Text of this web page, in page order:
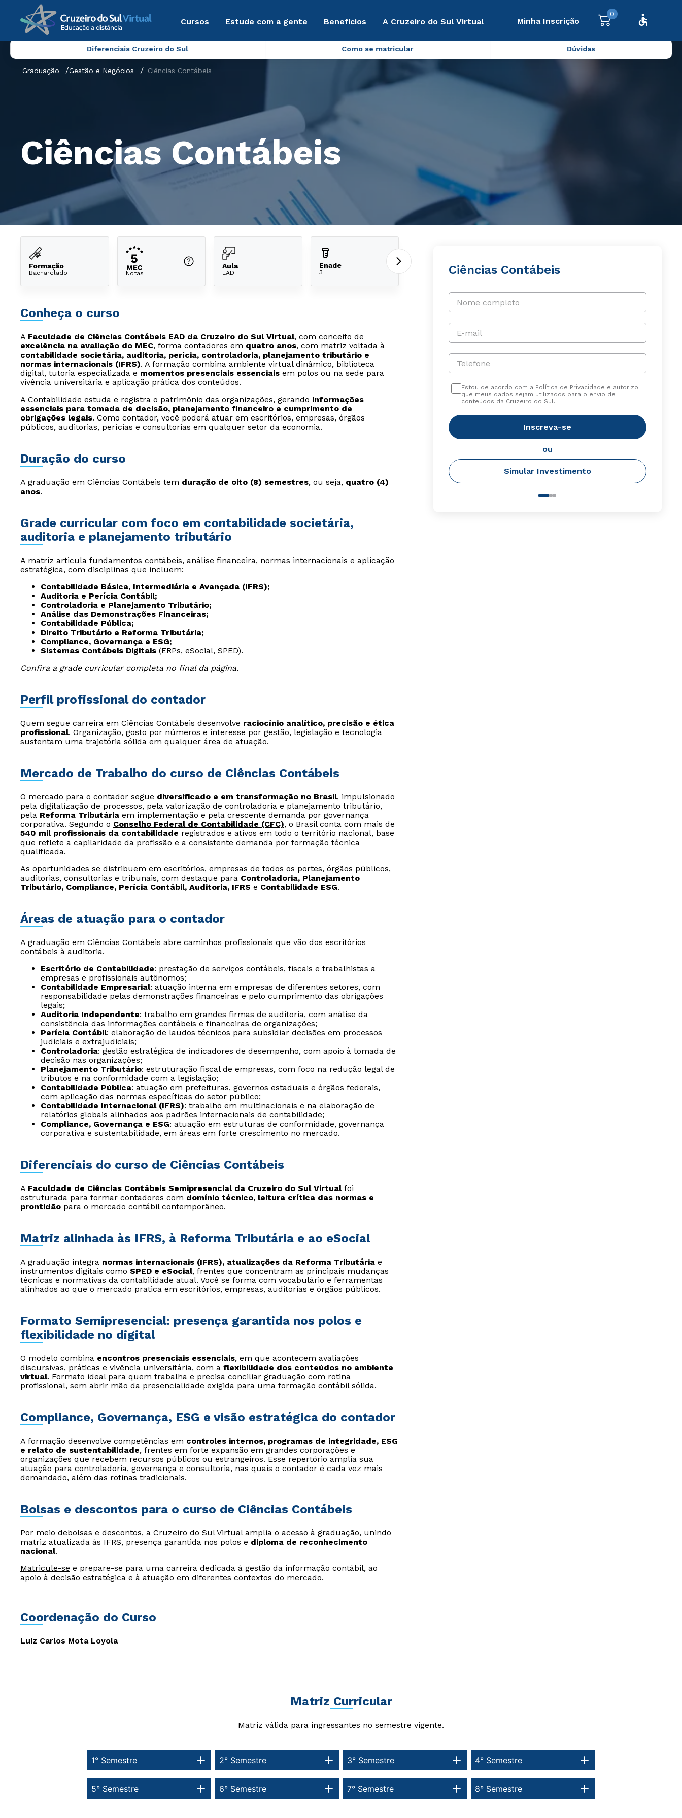
Cursos Estude com a gente Benefícios A Cruzeiro do Sul Virtual Minha Inscrição
0
Diferenciais Cruzeiro do Sul Como se matricular Dúvidas
Graduação Gestão e Negócios Ciências Contábeis
Ciências Contábeis
Formação
Bacharelado Notas
Aula
EAD
Enade
3
Conheça o curso
A Faculdade de Ciências Contábeis EAD da Cruzeiro do Sul Virtual, com conceito de
excelência na avaliação do MEC, forma contadores em quatro anos, com matriz voltada à
contabilidade societária, auditoria, perícia, controladoria, planejamento tributário e
normas internacionais (IFRS). A formação combina ambiente virtual dinâmico, biblioteca
digital, tutoria especializada e momentos presenciais essenciais em polos ou na sede para
vivência universitária e aplicação prática dos conteúdos.
A Contabilidade estuda e registra o patrimônio das organizações, gerando informações
essenciais para tomada de decisão, planejamento financeiro e cumprimento de
obrigações legais. Como contador, você poderá atuar em escritórios, empresas, órgãos
públicos, auditorias, perícias e consultorias em qualquer setor da economia.
Duração do curso
A graduação em Ciências Contábeis tem duração de oito (8) semestres, ou seja, quatro (4)
anos.
Grade curricular com foco em contabilidade societária,
auditoria e planejamento tributário
A matriz articula fundamentos contábeis, análise financeira, normas internacionais e aplicação
estratégica, com disciplinas que incluem:
Contabilidade Básica, Intermediária e Avançada (IFRS);
Auditoria e Perícia Contábil;
Controladoria e Planejamento Tributário;
Análise das Demonstrações Financeiras;
Contabilidade Pública;
Direito Tributário e Reforma Tributária;
Compliance, Governança e ESG;
Sistemas Contábeis Digitais (ERPs, eSocial, SPED).
Confira a grade curricular completa no final da página.
Perfil profissional do contador
Quem segue carreira em Ciências Contábeis desenvolve raciocínio analítico, precisão e ética
profissional. Organização, gosto por números e interesse por gestão, legislação e tecnologia
sustentam uma trajetória sólida em qualquer área de atuação.
Mercado de Trabalho do curso de Ciências Contábeis
O mercado para o contador segue diversificado e em transformação no Brasil, impulsionado
pela digitalização de processos, pela valorização de controladoria e planejamento tributário,
pela Reforma Tributária em implementação e pela crescente demanda por governança
corporativa. Segundo o Conselho Federal de Contabilidade (CFC), o Brasil conta com mais de
540 mil profissionais da contabilidade registrados e ativos em todo o território nacional, base
que reflete a capilaridade da profissão e a consistente demanda por formação técnica
qualificada.
As oportunidades se distribuem em escritórios, empresas de todos os portes, órgãos públicos,
auditorias, consultorias e tribunais, com destaque para Controladoria, Planejamento
Tributário, Compliance, Perícia Contábil, Auditoria, IFRS e Contabilidade ESG.
Áreas de atuação para o contador
A graduação em Ciências Contábeis abre caminhos profissionais que vão dos escritórios
contábeis à auditoria.
Escritório de Contabilidade: prestação de serviços contábeis, fiscais e trabalhistas a
empresas e profissionais autônomos;
Contabilidade Empresarial: atuação interna em empresas de diferentes setores, com
responsabilidade pelas demonstrações financeiras e pelo cumprimento das obrigações
legais;
Auditoria Independente: trabalho em grandes firmas de auditoria, com análise da
consistência das informações contábeis e financeiras de organizações;
Perícia Contábil: elaboração de laudos técnicos para subsidiar decisões em processos
judiciais e extrajudiciais;
Controladoria: gestão estratégica de indicadores de desempenho, com apoio à tomada de
decisão nas organizações;
Planejamento Tributário: estruturação fiscal de empresas, com foco na redução legal de
tributos e na conformidade com a legislação;
Contabilidade Pública: atuação em prefeituras, governos estaduais e órgãos federais,
com aplicação das normas específicas do setor público;
Contabilidade Internacional (IFRS): trabalho em multinacionais e na elaboração de
relatórios globais alinhados aos padrões internacionais de contabilidade;
Compliance, Governança e ESG: atuação em estruturas de conformidade, governança
corporativa e sustentabilidade, em áreas em forte crescimento no mercado.
Diferenciais do curso de Ciências Contábeis
A Faculdade de Ciências Contábeis Semipresencial da Cruzeiro do Sul Virtualfoi
estruturada para formar contadores com domínio técnico, leitura crítica das normas e
prontidão para o mercado contábil contemporâneo.
Matriz alinhada às IFRS, à Reforma Tributária e ao eSocial
A graduação integra normas internacionais (IFRS), atualizações da Reforma Tributária e
instrumentos digitais como SPED e eSocial, frentes que concentram as principais mudanças
técnicas e normativas da contabilidade atual. Você se forma com vocabulário e ferramentas
alinhados ao que o mercado pratica em escritórios, empresas, auditorias e órgãos públicos.
Formato Semipresencial: presença garantida nos polos e
flexibilidade no digital
O modelo combina encontros presenciais essenciais, em que acontecem avaliações
discursivas, práticas e vivência universitária, com a flexibilidade dos conteúdos no ambiente
virtual. Formato ideal para quem trabalha e precisa conciliar graduação com rotina
profissional, sem abrir mão da presencialidade exigida para uma formação contábil sólida.
Compliance, Governança, ESG e visão estratégica do contador
A formação desenvolve competências em controles internos, programas de integridade, ESG
e relato de sustentabilidade, frentes em forte expansão em grandes corporações e
organizações que recebem recursos públicos ou estrangeiros. Esse repertório amplia sua
atuação para controladoria, governança e consultoria, nas quais o contador é cada vez mais
demandado, além das rotinas tradicionais.
Bolsas e descontos para o curso de Ciências Contábeis
Por meio debolsas e descontos, a Cruzeiro do Sul Virtual amplia o acesso à graduação, unindo
matriz atualizada às IFRS, presença garantida nos polos e diploma de reconhecimento
nacional.
Matricule-se e prepare-se para uma carreira dedicada à gestão da informação contábil, ao
apoio à decisão estratégica e à atuação em diferentes contextos do mercado.
Coordenação do Curso
Luiz Carlos Mota Loyola
Ciências Contábeis
Nome completo
E-mail
Telefone
Estou de acordo com a Política de Privacidade e autorizo
que meus dados sejam utilizados para o envio de
conteúdos da Cruzeiro do Sul.
Inscreva-se
ou
Simular Investimento
Matriz Curricular
Matriz válida para ingressantes no semestre vigente.
1° Semestre
8° Semestre
7° Semestre
6° Semestre
5° Semestre
4° Semestre
3° Semestre
2° Semestre
WhatsApp
ou
autorizo que meus dados sejam utilizados para o
envio de conteúdos da Cruzeiro do Sul.
WhatsApp
ou
autorizo que meus dados sejam utilizados para o
envio de conteúdos da Cruzeiro do Sul.